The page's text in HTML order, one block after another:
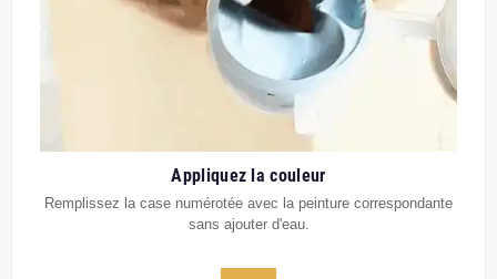
Appliquez la couleur
Remplissez la case numérotée avec la peinture correspondante
sans ajouter d'eau.